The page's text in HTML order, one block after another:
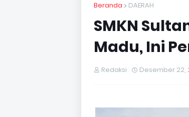
Beranda DAERAH
SMKN
Madu, Ini
Redaksi Desember 22,